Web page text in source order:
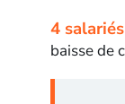
4
baisse de